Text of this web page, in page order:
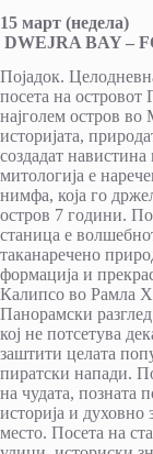
15 март
DWEJRA BAY –
Појадок.
посета на островот
најгoлем остров
историјата,
создадат
митологија е
нимфа, која го
остров 7 години.
станица е
таканаречено
формација и
Калипсо во Рамла
Панорамски
кој не потсетува
заштити целата
пиратски напади.
на чудата, позната
историја и духовно
место. Посета на